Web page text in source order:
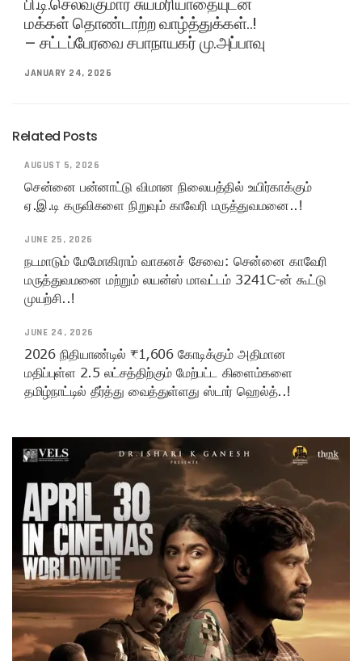
மக்கள் தொண்டாற்ற வாழ்த்துக்கள்..!
– சட்டப்பேரவை சபாநாயகர் மு.அப்பாவு
JANUARY 24, 2026
Related Posts
AUGUST 5, 2026
சென்னை பன்னாட்டு விமான நிலையத்தில் உயிர்காக்கும்
ஏ.இ.டி கருவிகளை நிறுவும் காவேரி மருத்துவமனை..!
JUNE 25, 2026
நடமாடும் மேமோகிராம் வாகனச் சேவை: சென்னை காவேரி
மருத்துவமனை மற்றும் லயன்ஸ் மாவட்டம் 3241C-ன் கூட்டு
முயற்சி..!
JUNE 24, 2026
2026 நிதியாண்டில் ₹1,606 கோடிக்கும் அதிமான
மதிப்புள்ள 2.5 லட்சத்திற்கும் மேற்பட்ட கிளைம்களை
தமிழ்நாட்டில் தீர்த்து வைத்துள்ளது ஸ்டார் ஹெல்த்..!